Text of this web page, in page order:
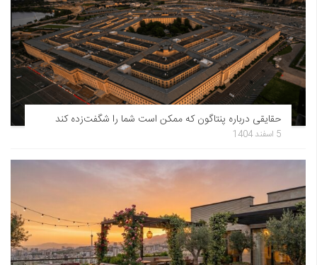
حقایقی درباره پنتاگون که ممکن است شما را شگفت‌زده کند
5 اسفند 1404